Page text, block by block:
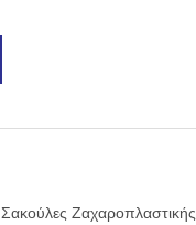
Σακούλες Ζαχαροπλαστικής